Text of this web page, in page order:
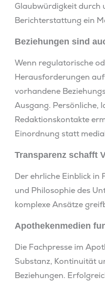
Glaubwürdigkeit durch
Berichterstattung ein
Beziehungen sind
Wenn regulatorische
Herausforderungen
vorhandene
Ausgang. Persönliche,
Redaktionskontakte
Einordnung statt
Transparenz schafft
Der ehrliche Einblick in
und Philosophie des
komplexe Ansätze
Apothekenmedien
Die Fachpresse im
Substanz, Kontinuität
Beziehungen.